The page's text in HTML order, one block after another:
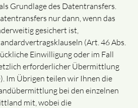
Grundlage des Datentransfers.
nur dann, wenn das
gesichert ist,
(Art. 46 Abs.
Einwilligung oder im Fall
erforderlicher Übermittlung
Im Übrigen teilen wir Ihnen die
bei den einzelnen
mit, wobei die